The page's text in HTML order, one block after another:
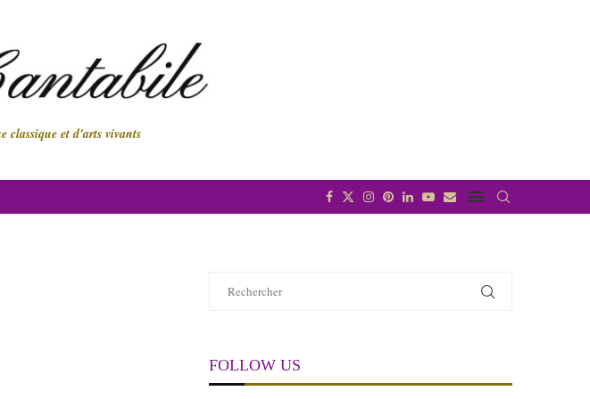
classique et d'arts vivants
FOLLOW US